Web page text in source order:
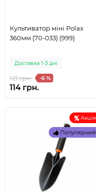
Культиватор міні Polax
360мм (70-033) (999)
Доставка 1-3 дні
121 грн. -6 %
114 грн.
Акція
Популярний